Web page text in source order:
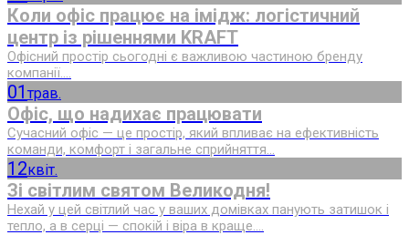
Коли офіс працює на імідж: логістичний
центр із рішеннями KRAFT
Офісний простір сьогодні є важливою частиною бренду
компанії....
01 трав.
Офіс, що надихає працювати
Сучасний офіс — це простір, який впливає на ефективність
команди, комфорт і загальне сприйняття...
12квіт.
Зі світлим святом Великодня!
Нехай у цей світлий час у ваших домівках панують затишок і
тепло, а в серці — спокій і віра в краще....